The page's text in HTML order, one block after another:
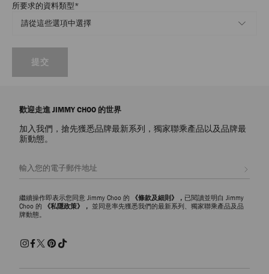
所要求的資料類型*
提交
歡迎走進 JIMMY CHOO 的世界
加入我們，搶先獲悉品牌最新系列，獨家聯乘產品以及品牌最
新動態。
繼續操作即表示您同意 Jimmy Choo 的 《條款及細則》， 已閱讀並明白 Jimmy
Choo 的
《私隱政策》， 並同意率先獲悉我們的最新系列、獨家聯乘產品及品
牌動態。